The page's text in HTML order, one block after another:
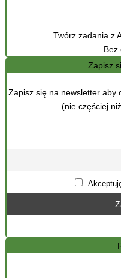
Twórz zadania z
Bez
Zapisz
Zapisz się na newsletter aby
(nie częściej